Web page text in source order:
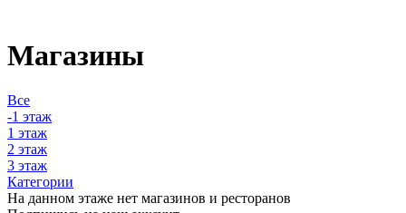
Магазины
Все
-1 этаж
1 этаж
2 этаж
3 этаж
Категории
На данном этаже нет магазинов и ресторанов